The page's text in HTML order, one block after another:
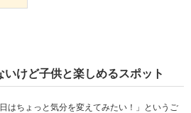
けど子供と楽しめるスポット
はちょっと気分を変えてみたい！」というご